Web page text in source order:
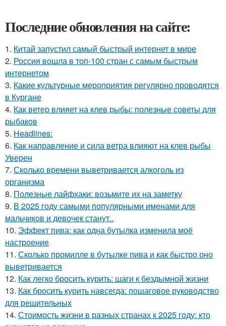
Последние обновления на сайте:
1. Китай запустил самый быстрый интернет в мире
2. Россия вошла в топ-100 стран с самым быстрым
интернетом
3. Какие культурные мероприятия регулярно проводятся
в Кургане
4. Как ветер влияет на клев рыбы: полезные советы для
рыбаков
5. Headlines:
6. Как направление и сила ветра влияют на клев рыбы
Уверен
7. Сколько времени выветривается алкоголь из
организма
8. Полезные лайфхаки: возьмите их на заметку
9. В 2025 году самыми популярными именами для
мальчиков и девочек станут..
10. Эффект пива: как одна бутылка изменила моё
настроение
11. Сколько промилле в бутылке пива и как быстро оно
выветривается
12. Как легко бросить курить: шаги к бездымной жизни
13. Как бросить курить навсегда: пошаговое руководство
для решительных
14. Стоимость жизни в разных странах к 2025 году: кто